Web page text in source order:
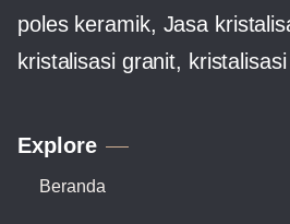
poles keramik, Jasa
kristalisasi granit,
Explore
Beranda